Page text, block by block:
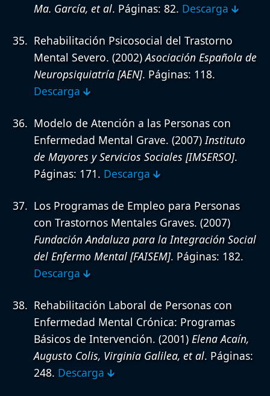
Ma. García, et al. Páginas: 82. Descarga 🡳
Rehabilitación Psicosocial del Trastorno
Mental Severo. (2002)Asociación Española de
Neuropsiquiatría [AEN]. Páginas: 118.
Descarga 🡳
Modelo de Atención a las Personas con
Enfermedad Mental Grave. (2007) Instituto
de Mayores y Servicios Sociales [IMSERSO].
Páginas: 171. Descarga 🡳
Los Programas de Empleo para Personas
con Trastornos Mentales Graves. (2007)
Fundación Andaluza para la Integración Social
del Enfermo Mental [FAISEM]. Páginas: 182.
Descarga 🡳
Rehabilitación Laboral de Personas con
Enfermedad Mental Crónica: Programas
Básicos de Intervención. (2001) Elena Acaín,
Augusto Colis, Virginia Galilea, et al. Páginas:
248. Descarga 🡳